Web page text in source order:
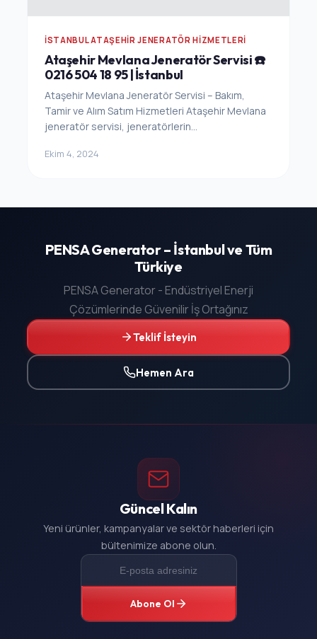
İSTANBUL ATAŞEHIR JENERATÖR HIZMETLERI
Ataşehir Mevlana Jeneratör Servisi ☎️
0216 504 18 95 | İstanbul
Ataşehir Mevlana Jeneratör Servisi – Bakım,
Tamir ve Alım Satım Hizmetleri Ataşehir Mevlana
jeneratör servisi, jeneratörlerin...
Ekim 4, 2024
PENSA Generator – İstanbul ve Tüm
Türkiye
PENSA Generator - Endüstriyel Enerji
Çözümlerinde Güvenilir İş Ortağınız
Teklif İsteyin
Hemen Ara
Güncel Kalın
Yeni ürünler, kampanyalar ve sektör haberleri için
bültenimize abone olun.
Abone Ol